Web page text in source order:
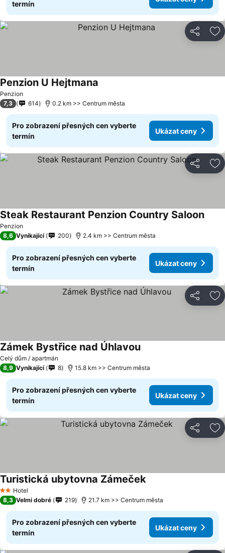
termín
Sdílet
Penzion
Penzion U Hejtmana
7,3 614 0.2 km >> Centrum města
Pro zobrazení přesných cen vyberte
termín
Ukázat ceny
Sdílet
Penzion
Steak Restaurant Penzion Country Saloon
8,6 Vynikající 200 2.4 km >> Centrum města
Pro zobrazení přesných cen vyberte
termín
Ukázat ceny
Sdílet
Celý dům / apartmán
Zámek Bystřice nad Úhlavou
8,9 Vynikající 8 15.8 km >> Centrum města
Pro zobrazení přesných cen vyberte
termín
Ukázat ceny
Sdílet
2 Počet hvězdiček
Hotel
Turistická ubytovna Zámeček
8,3 Velmi dobré 219 21.7 km >> Centrum města
Pro zobrazení přesných cen vyberte
termín
Ukázat ceny